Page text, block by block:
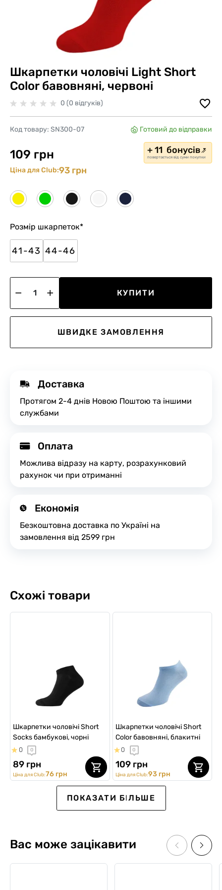
Шкарпетки чоловічі Light Short
Color бавовняні, червоні
0 (0 відгуків)
Код товару: SN300-07 Готовий до відправки
109 грн + 11 бонусів
повертається від суми покупки
Ціна для Club:93 грн
Розмір шкарпеток*
41-43 44-46
КУПИТИ
ШВИДКЕ ЗАМОВЛЕННЯ
Доставка
Протягом 2-4 днів Новою Поштою та іншими
службами
Оплата
Можлива відразу на карту, розрахунковий
рахунок чи при отриманні
Економія
Безкоштовна доставка по Україні на
замовлення від 2599 грн
Схожі товари
Шкарпетки чоловічі Short
Socks бамбукові, чорні
0 0
89 грн
Ціна для Club:76 грн
Шкарпетки чоловічі Short
Color бавовняні, блакитні
0 0
109 грн
Ціна для Club:93 грн
ПОКАЗАТИ БІЛЬШЕ
Вас може зацікавити